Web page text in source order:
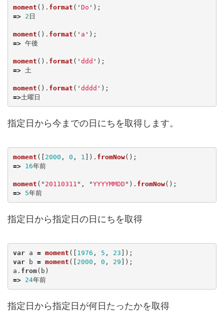
moment (). format ( ' Do ' );
=>
2 日
moment (). format ( ' a ' );
=> 午後
moment (). format ( ' ddd ' );
=>
土
moment (). format ( ' dddd ' );
=>土曜日
指定日から今までの日にちを取得します。
moment ([ 2000 , 0 , 1 ]). fromNow();
=>
16年前
moment ( " 20110311 " , "YYYYMMDD " ). fromNow();
=>
5年前
指定日から指定日の日にちを取得
var a = moment ([ 1976 , 5 , 23 ]);
var
b = moment ([ 2000 , 0 , 29 ]);
a . from( b )
=>
24年前
指定日から指定日が何日たったかを取得